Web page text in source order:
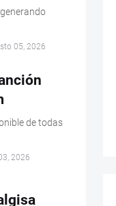
05, 2026
de todas
2026